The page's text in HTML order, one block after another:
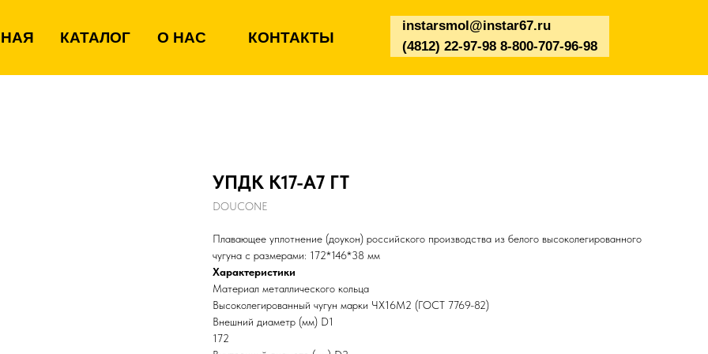
КАТАЛОГ О НАС КОНТАКТЫ
(4812) 22-97-98 8-800-707-96-98
instarsmol@instar67.ru
УПДК К17-А7 ГТ
DOUCONE
Плавающее уплотнение (доукон) российского производства из белого высоколегированного
чугуна с размерами: 172*146*38 мм
Характеристики
Материал металлического кольца
Высоколегированный чугун марки ЧХ16М2 (ГОСТ 7769-82)
Внешний диаметр (мм) D1
172